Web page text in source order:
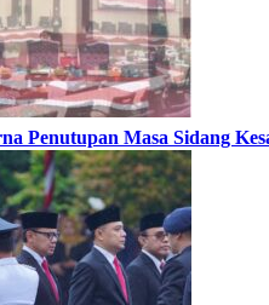
Penutupan Masa Sidang